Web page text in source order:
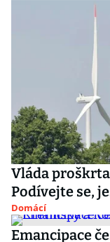
Vláda
Podívejte se,
Domácí
Emancipace